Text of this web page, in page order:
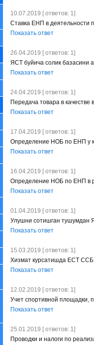
10.07.2019 [ ответов: 1]
Ставка ЕНП в деятельности
Показать ответ
26.04.2019 [ ответов: 1]
ЯСТ буйича солик базасини
Показать ответ
24.04.2019 [ ответов: 1]
Передача товара в качестве
Показать ответ
17.04.2019 [ ответов: 1]
Определение НОБ по ЕНП у
Показать ответ
16.04.2019 [ ответов: 1]
Определение НОБ по ЕНП в
Показать ответ
01.04.2019 [ ответов: 1]
Улушни сотишган тушумдан
Показать ответ
15.03.2019 [ ответов: 1]
Хизмат курсатишда ЕСТ
Показать ответ
12.02.2019 [ ответов: 1]
Учет спортивной площадки,
Показать ответ
25.01.2019 [ ответов: 1]
Проводки и налоги по